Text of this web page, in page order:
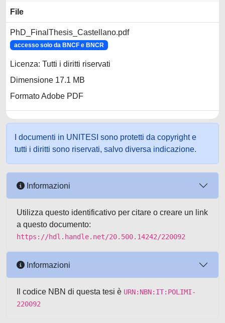
File
PhD_FinalThesis_Castellano.pdf
accesso solo da BNCF e BNCR
Licenza: Tutti i diritti riservati
Dimensione 17.1 MB
Formato Adobe PDF
I documenti in UNITESI sono protetti da copyright e
tutti i diritti sono riservati, salvo diversa indicazione.
Informazioni
Utilizza questo identificativo per citare o creare un link
a questo documento:
https://hdl.handle.net/20.500.14242/220092
Informazioni
Il codice NBN di questa tesi è URN:NBN:IT:POLIMI-
220092